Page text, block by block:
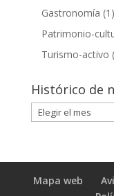
Gastronomía (1)
Patrimonio-
Turismo-activo
Histórico de
Histórico
de
Mapa web